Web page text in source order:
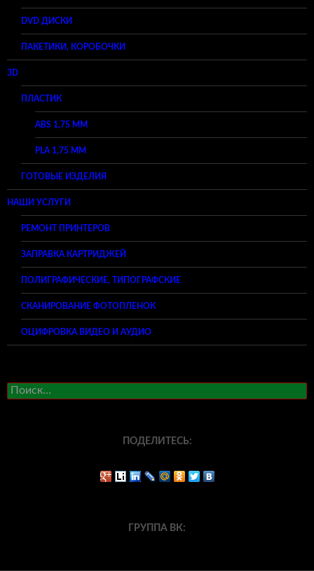
DVD ДИСКИ
ПАКЕТИКИ, КОРОБОЧКИ
3D
ПЛАСТИК
ABS 1,75 ММ
PLA 1,75 ММ
ГОТОВЫЕ ИЗДЕЛИЯ
НАШИ УСЛУГИ
РЕМОНТ ПРИНТЕРОВ
ЗАПРАВКА КАРТРИДЖЕЙ
ПОЛИГРАФИЧЕСКИЕ, ТИПОГРАФСКИЕ
СКАНИРОВАНИЕ ФОТОПЛЕНОК
ОЦИФРОВКА ВИДЕО И АУДИО
Найти:
ПОДЕЛИТЕСЬ:
ГРУППА ВК: